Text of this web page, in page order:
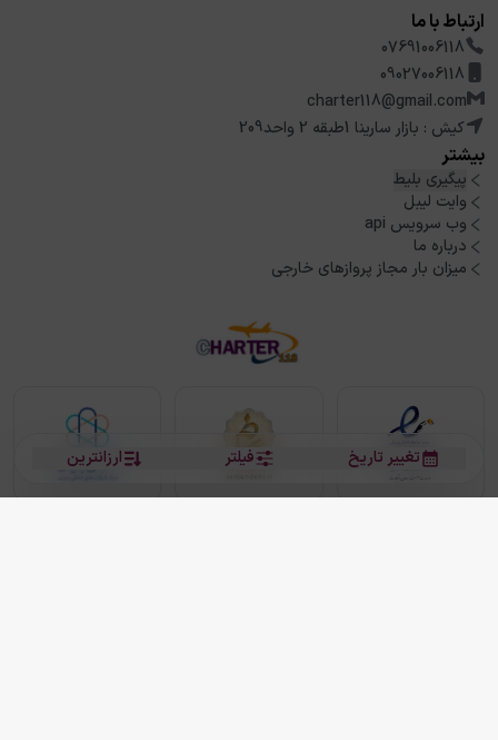
ارزانترین فیلتر تغییر تاریخ
ارتباط با ما
07691006118
09027006118
charter118@gmail.com
کیش : بازار سارینا 1طبقه 2 واحد209
بیشتر
پیگیری بلیط
وایت لیبل
وب سرویس api
درباره ما
میزان بار مجاز پروازهای خارجی